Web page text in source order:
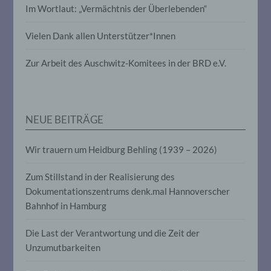
Im Wortlaut: „Vermächtnis der Überlebenden“
Vielen Dank allen Unterstützer*Innen
Zur Arbeit des Auschwitz-Komitees in der BRD e.V.
NEUE BEITRÄGE
Wir trauern um Heidburg Behling (1939 – 2026)
Zum Stillstand in der Realisierung des
Dokumentationszentrums denk.mal Hannoverscher
Bahnhof in Hamburg
Die Last der Verantwortung und die Zeit der
Unzumutbarkeiten
Verarbeitung personenbezogener Daten,
personenbezogenen Daten verwendet
werden, um bestimmte persönliche
Person beziehen, zu bewerten,
Aufenthaltsort oder Ortswechsel dieser
natürlichen Person zu analysieren oder
f) Pseudonymisierung
Pseudonymisierung ist die Verarbeitung
auf welche die personenbezogenen Daten
ohne Hinzuziehung zusätzlicher
Informationen nicht mehr einer